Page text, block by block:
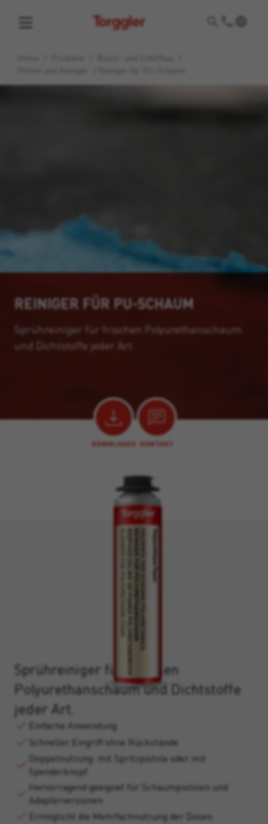
Torggler
REINIGER FÜR PU-SCHAUM
Sprühreiniger für frischen Polyurethanschaum
und Dichtstoffe jeder Art.
DOWNLOADS KONTAKT
Sprühreiniger für frischen
Polyurethanschaum und Dichtstoffe
jeder Art.
Einfache Anwendung
Schneller Eingriff ohne Rückstände
Doppelnutzung: mit Spritzpistole oder mit
Spenderknopf
Hervorragend geeignet für Schaumpistolen und
Adapterversionen
Ermöglicht die Mehrfachnutzung der Dosen